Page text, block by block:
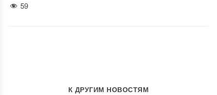
59
К ДРУГИМ НОВОСТЯМ